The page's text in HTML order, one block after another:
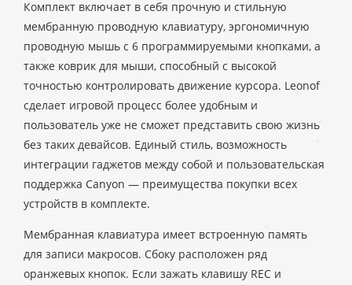
Комплект включает в себя прочную и стильную
мембранную проводную клавиатуру, эргономичную
проводную мышь с 6 программируемыми кнопками, а
также коврик для мыши, способный с высокой
точностью контролировать движение курсора. Leonof
сделает игровой процесс более удобным и
пользователь уже не сможет представить свою жизнь
без таких девайсов. Единый стиль, возможность
интеграции гаджетов между собой и пользовательская
поддержка Canyon — преимущества покупки всех
устройств в комплекте.
Мембранная клавиатура имеет встроенную память
для записи макросов. Сбоку расположен ряд
оранжевых кнопок. Если зажать клавишу REC и